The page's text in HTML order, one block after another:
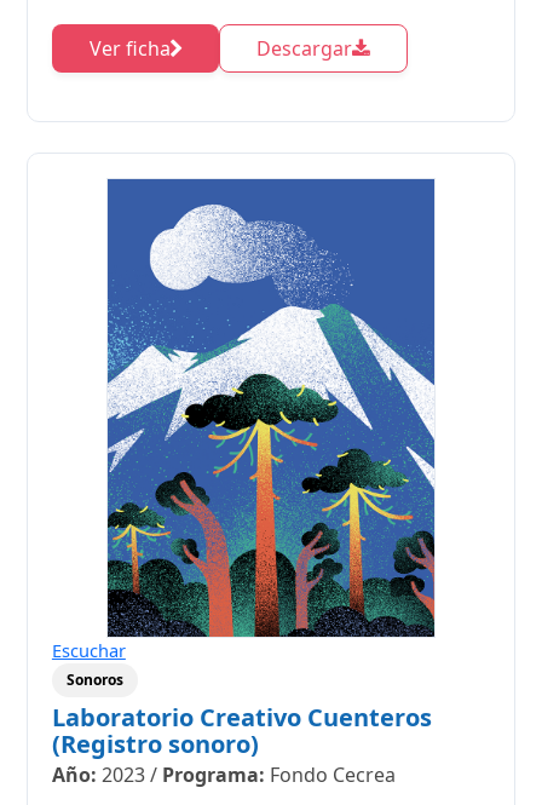
Ver ficha Descargar
Escuchar
Sonoros
Laboratorio Creativo Cuenteros
(Registro sonoro)
Año: 2023/ Programa: Fondo Cecrea